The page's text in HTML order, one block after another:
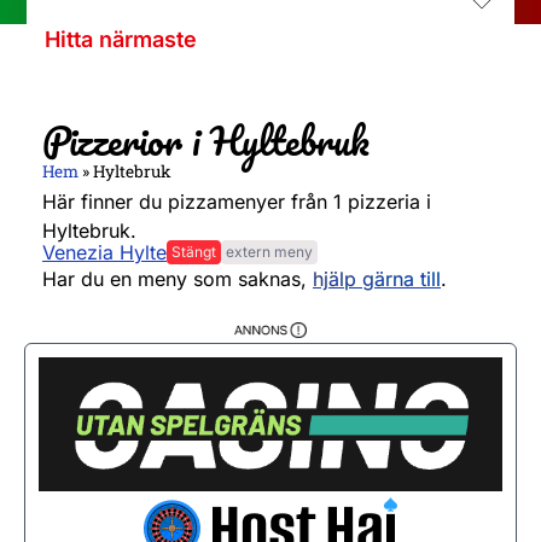
Hitta närmaste
Pizzerior i Hyltebruk
Hem »Hyltebruk
Här finner du pizzamenyer från 1 pizzeria i
Hyltebruk.
Venezia Hylte Stängt
Måndag
Tisdag
11:00 - 20:20
Torsdag
11:00 - 20:20
Fredag
11:00 - 20:20
Lördag
12:00 - 20:20
Söndag
12:00 - 20:15
extern meny
Har du en meny som saknas, hjälp gärna till.